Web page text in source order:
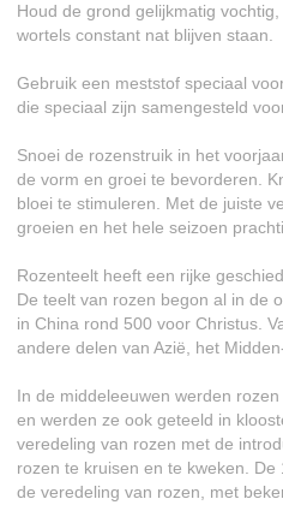
Houd de grond gelijkmatig
wortels constant nat blijven staan.
Gebruik een meststof speciaal
die speciaal zijn samengesteld
Snoei de rozenstruik in het
de vorm en groei te bevorderen.
bloei te stimuleren. Met de juiste
groeien en het hele seizoen
Rozenteelt heeft een rijke
De teelt van rozen begon al in de
in China rond 500 voor Christus.
andere delen van Azië, het
In de middeleeuwen werden
en werden ze ook geteeld in
veredeling van rozen met de
rozen te kruisen en te kweken.
de veredeling van rozen, met